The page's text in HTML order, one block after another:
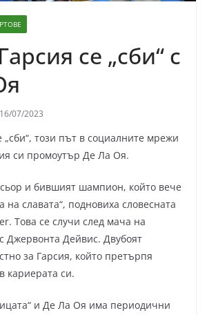
се „сби“ с
16/07/2023
„сби“, този път в социалните мрежи
си промоутър Де Ла Оя.
и бившият шампион, който вече
на славата“, подновиха словесната
Това се случи след мача на
Джервонта Дейвис. Двубоят
за Гарсия, който претърпя
кариерата си.
и Де Ла Оя има периодични